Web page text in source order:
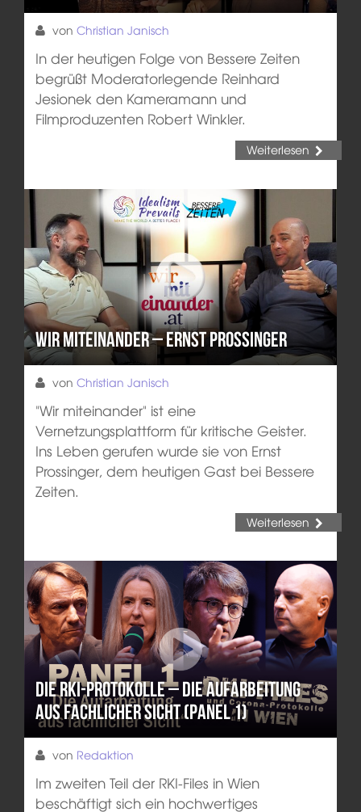
von Christian Janisch
In der heutigen Folge von Bessere Zeiten
begrüßt Moderatorlegende Reinhard
Jesionek den Kameramann und
Filmproduzenten Robert Winkler.
Weiterlesen
Wir miteinander – Ernst Prossinger
von Christian Janisch
"Wir miteinander" ist eine
Vernetzungsplattform für kritische Geister.
Ins Leben gerufen wurde sie von Ernst
Prossinger, dem heutigen Gast bei Bessere
Zeiten.
Weiterlesen
Die RKI-Protokolle – Die Aufarbeitung
aus fachlicher Sicht (Panel 1)
von Redaktion
Im zweiten Teil der RKI-Files in Wien
beschäftigt sich ein hochwertiges